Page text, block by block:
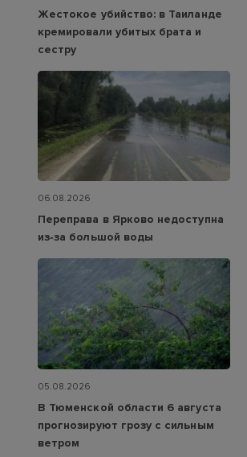
Жестокое убийство: в Таиланде
кремировали убитых брата и
сестру
06.08.2026
Переправа в Ярково недоступна
из‑за большой воды
05.08.2026
В Тюменской области 6 августа
прогнозируют грозу с сильным
ветром